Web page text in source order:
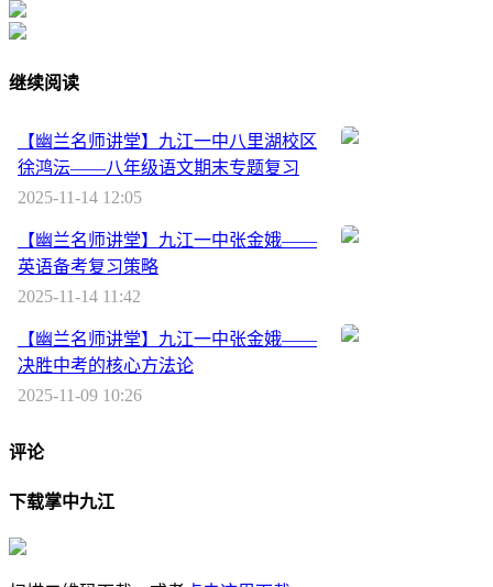
继续阅读
【幽兰名师讲堂】九江一中八里湖校区
徐鸿沄——八年级语文期末专题复习
2025-11-14 12:05
【幽兰名师讲堂】九江一中张金娥——
英语备考复习策略
2025-11-14 11:42
【幽兰名师讲堂】九江一中张金娥——
决胜中考的核心方法论
2025-11-09 10:26
评论
下载掌中九江